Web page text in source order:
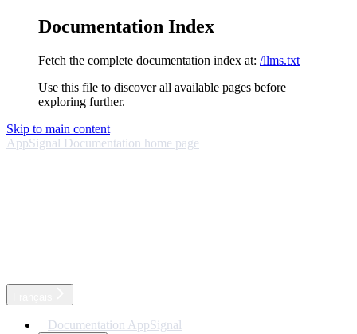
Documentation Index
Fetch the complete documentation index at: /llms.txt
Use this file to discover all available pages before
exploring further.
Skip to main content
AppSignal Documentation home page
Documentation AppSignal